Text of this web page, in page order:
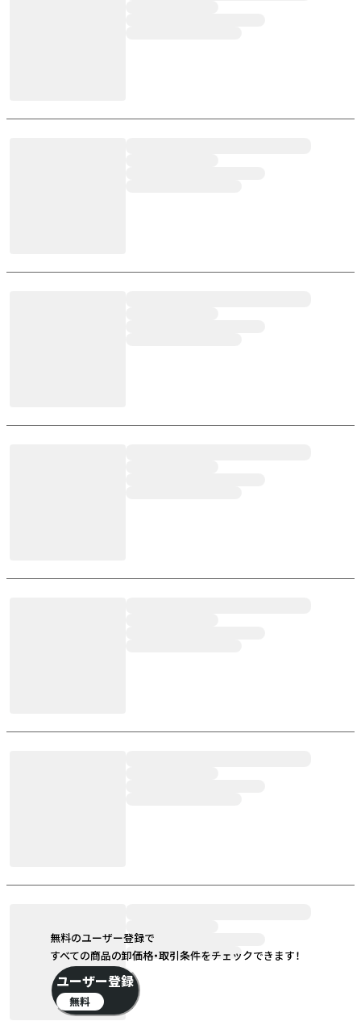
無料のユーザー登録で
すべての商品の卸価格・取引条件をチェックできます！
ユーザー登録
無料